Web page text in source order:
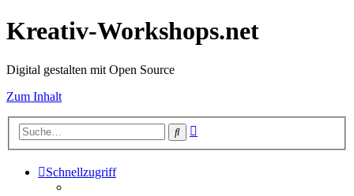
Kreativ-Workshops.net
Digital gestalten mit Open Source
Zum Inhalt
Suche
Schnellzugriff